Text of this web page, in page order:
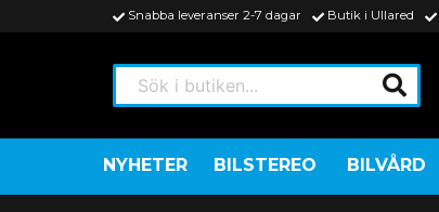
Snabba leveranser 2-7 dagar Butik i Ullared
Sök i butiken...
NYHETER BILSTEREO BILVÅRD